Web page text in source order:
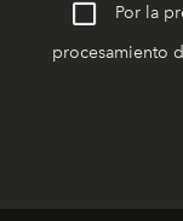
Por la
procesamiento